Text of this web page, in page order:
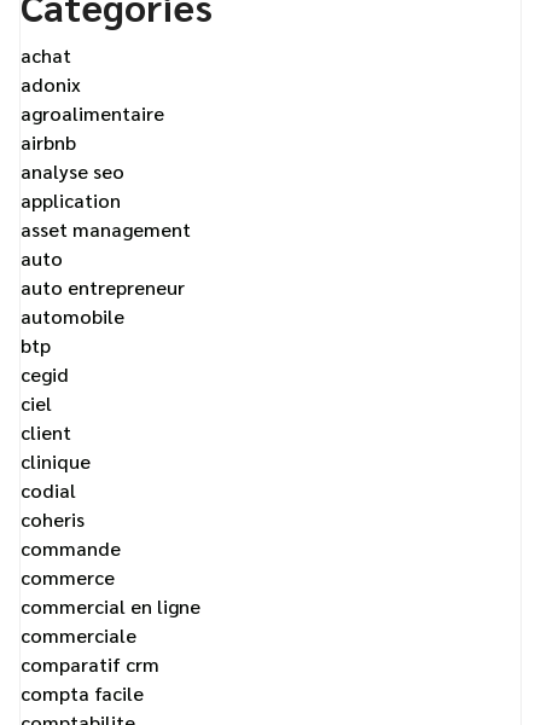
achat
adonix
agroalimentaire
airbnb
analyse seo
application
asset management
auto
auto entrepreneur
automobile
btp
cegid
ciel
client
clinique
codial
coheris
commande
commerce
commercial en ligne
commerciale
comparatif crm
compta facile